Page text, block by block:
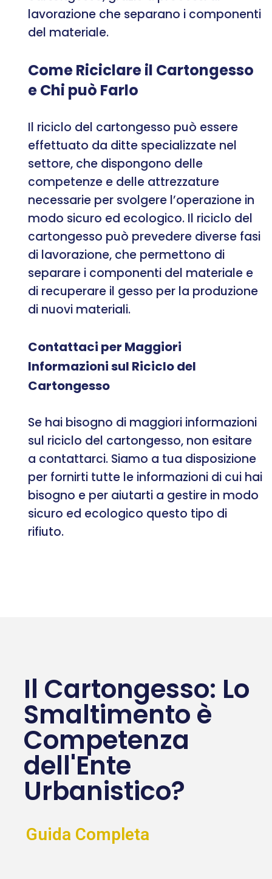
lavorazione che separano i componenti
del materiale.
Come Riciclare il Cartongesso
e Chi può Farlo
Il riciclo del cartongesso può essere
effettuato da ditte specializzate nel
settore, che dispongono delle
competenze e delle attrezzature
necessarie per svolgere l’operazione in
modo sicuro ed ecologico. Il riciclo del
cartongesso può prevedere diverse fasi
di lavorazione, che permettono di
separare i componenti del materiale e
di recuperare il gesso per la produzione
di nuovi materiali.
Contattaci per Maggiori
Informazioni sul Riciclo del
Cartongesso
Se hai bisogno di maggiori informazioni
sul riciclo del cartongesso, non esitare
a contattarci. Siamo a tua disposizione
per fornirti tutte le informazioni di cui hai
bisogno e per aiutarti a gestire in modo
sicuro ed ecologico questo tipo di
rifiuto.
Il Cartongesso: Lo
Smaltimento è
Competenza
dell'Ente
Urbanistico?
Guida Completa